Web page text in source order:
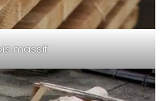
massif